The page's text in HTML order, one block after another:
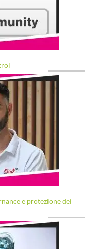
e protezione dei